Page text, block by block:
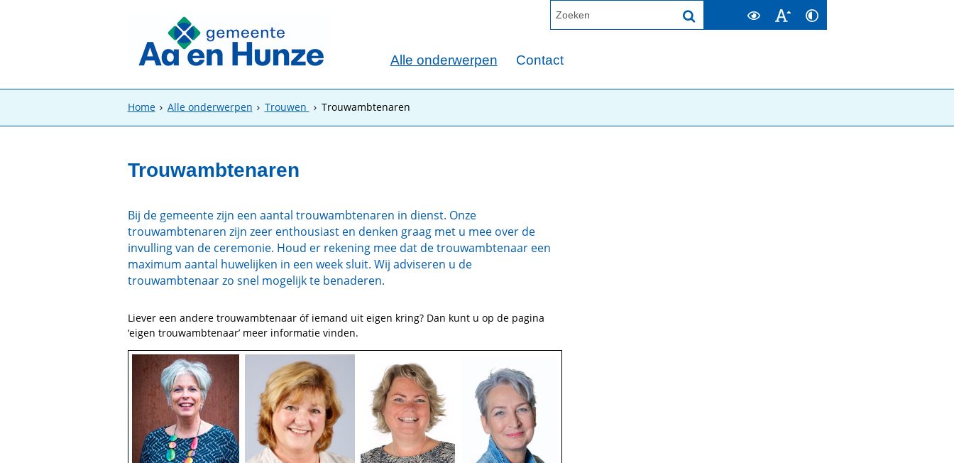
Alle onderwerpen Contact
Home Alle onderwerpen Trouwen Trouwambtenaren
Trouwambtenaren
Bij de gemeente zijn een aantal trouwambtenaren in dienst. Onze
trouwambtenaren zijn zeer enthousiast en denken graag met u mee over de
invulling van de ceremonie. Houd er rekening mee dat de trouwambtenaar een
maximum aantal huwelijken in een week sluit. Wij adviseren u de
trouwambtenaar zo snel mogelijk te benaderen.
Liever een andere trouwambtenaar óf iemand uit eigen kring? Dan kunt u op de pagina
‘eigen trouwambtenaar’ meer informatie vinden.